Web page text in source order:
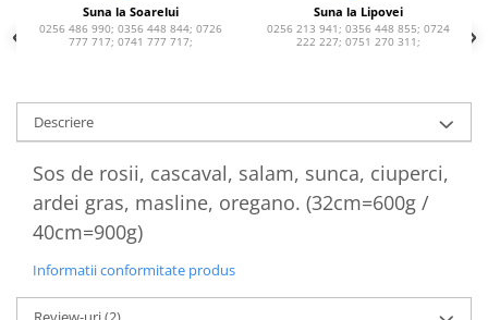
Suna la Soarelui
0256 486 990; 0356 448 844; 0726
777 717; 0741 777 717;
Suna la Lipovei
0256 213 941; 0356 448 855; 0724
222 227; 0751 270 311;
Descriere
Sos de rosii, cascaval, salam, sunca, ciuperci,
ardei gras, masline, oregano. (32cm=600g /
40cm=900g)
Informatii conformitate produs